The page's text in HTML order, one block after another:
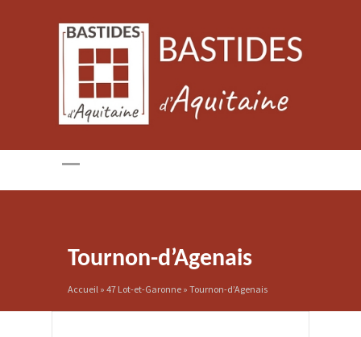
Tournon-d’Agenais
Accueil » 47 Lot-et-Garonne » Tournon-d’Agenais